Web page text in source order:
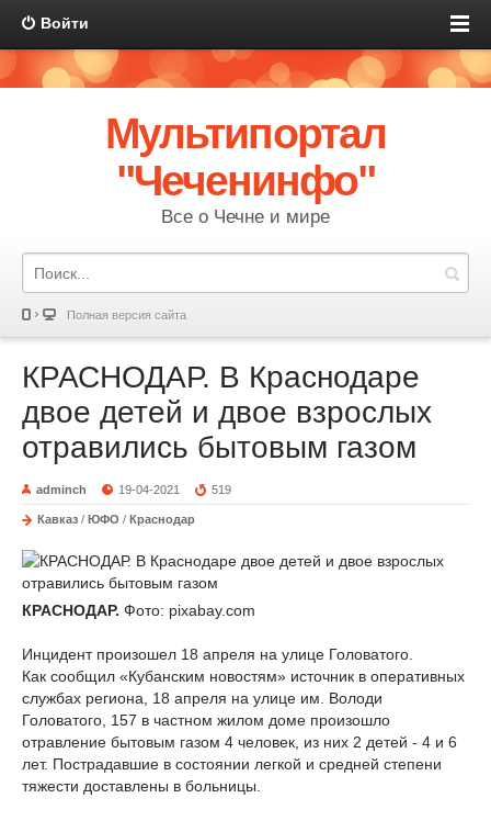
Войти
Мультипортал
"Чеченинфо"
Все о Чечне и мире
Полная версия сайта
КРАСНОДАР. В Краснодаре
двое детей и двое взрослых
отравились бытовым газом
adminch 19-04-2021 519
Кавказ / ЮФО / Краснодар
КРАСНОДАР. Фото: pixabay.com
Инцидент произошел 18 апреля на улице Головатого.
Как сообщил «Кубанским новостям» источник в оперативных
службах региона, 18 апреля на улице им. Володи
Головатого, 157 в частном жилом доме произошло
отравление бытовым газом 4 человек, из них 2 детей - 4 и 6
лет. Пострадавшие в состоянии легкой и средней степени
тяжести доставлены в больницы.